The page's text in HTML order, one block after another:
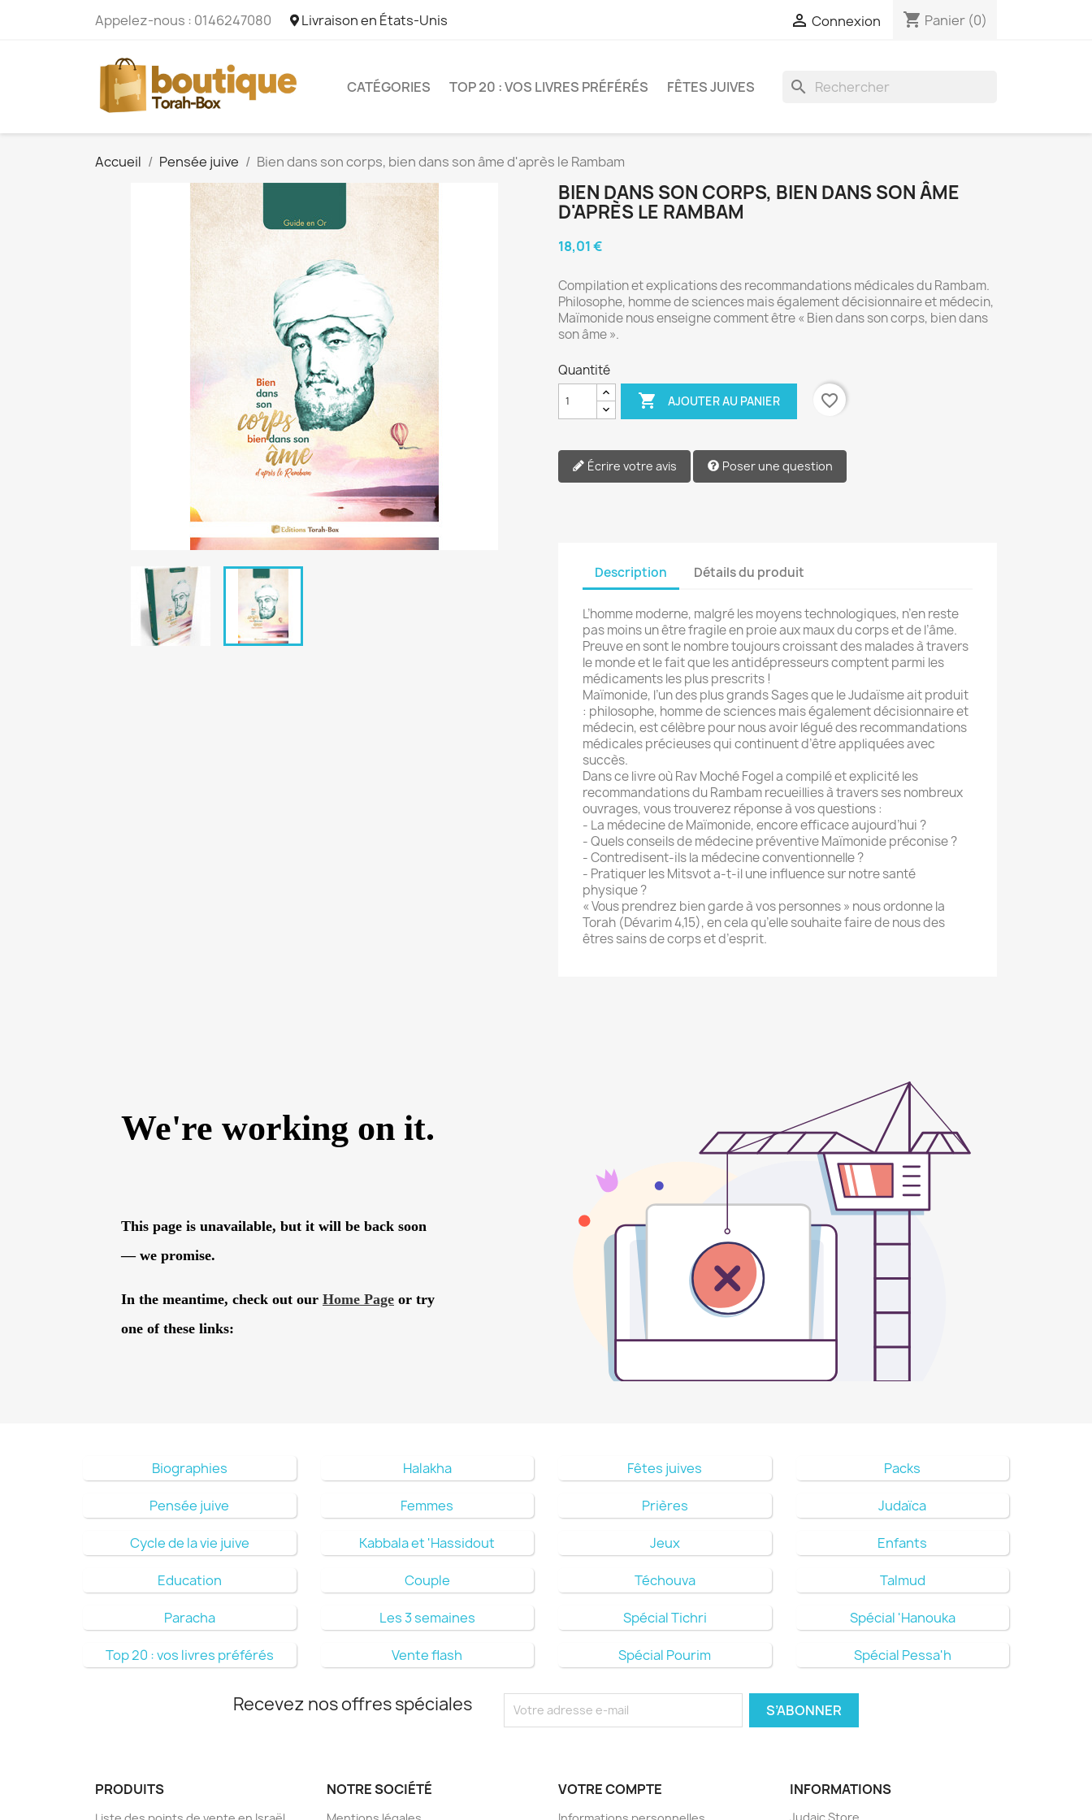
Appelez-nous : 0146247080 Livraison en États-Unis  Connexion shopping_cart Panier (0)
CATÉGORIES TOP 20 : VOS LIVRES PRÉFÉRÉS FÊTES JUIVES search
Accueil Pensée juive Bien dans son corps, bien dans son âme d'après le Rambam
BIEN DANS SON CORPS, BIEN DANS SON ÂME
D'APRÈS LE RAMBAM
18,01 €
Compilation et explications des recommandations médicales du Rambam.
Philosophe, homme de sciences mais également décisionnaire et médecin,
Maïmonide nous enseigne comment être « Bien dans son corps, bien dans
son âme ».
Quantité
 AJOUTER AU PANIER favorite_border
Écrire votre avis Poser une question
Description Détails du produit
L’homme moderne, malgré les moyens technologiques, n’en reste
pas moins un être fragile en proie aux maux du corps et de l’âme.
Preuve en sont le nombre toujours croissant des malades à travers
le monde et le fait que les antidépresseurs comptent parmi les
médicaments les plus prescrits !
Maïmonide, l’un des plus grands Sages que le Judaïsme ait produit
: philosophe, homme de sciences mais également décisionnaire et
médecin, est célèbre pour nous avoir légué des recommandations
médicales précieuses qui continuent d’être appliquées avec
succès.
Dans ce livre où Rav Moché Fogel a compilé et explicité les
recommandations du Rambam recueillies à travers ses nombreux
ouvrages, vous trouverez réponse à vos questions :
- La médecine de Maïmonide, encore efficace aujourd’hui ?
- Quels conseils de médecine préventive Maïmonide préconise ?
- Contredisent-ils la médecine conventionnelle ?
- Pratiquer les Mitsvot a-t-il une influence sur notre santé
physique ?
« Vous prendrez bien garde à vos personnes » nous ordonne la
Torah (Dévarim 4,15), en cela qu’elle souhaite faire de nous des
êtres sains de corps et d’esprit.
Biographies Halakha Fêtes juives Packs
Pensée juive Femmes Prières Judaïca
Cycle de la vie juive Kabbala et 'Hassidout Jeux Enfants
Education Couple Téchouva Talmud
Paracha Les 3 semaines Spécial Tichri Spécial 'Hanouka
Top 20 : vos livres préférés Vente flash Spécial Pourim Spécial Pessa'h
Recevez nos offres spéciales
PRODUITS NOTRE SOCIÉTÉ VOTRE COMPTE INFORMATIONS